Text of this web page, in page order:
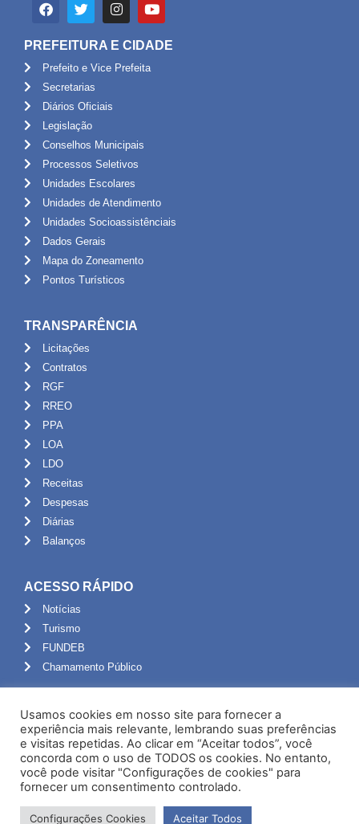
PREFEITURA E CIDADE
Prefeito e Vice Prefeita
Secretarias
Diários Oficiais
Legislação
Conselhos Municipais
Processos Seletivos
Unidades Escolares
Unidades de Atendimento
Unidades Socioassistênciais
Dados Gerais
Mapa do Zoneamento
Pontos Turísticos
TRANSPARÊNCIA
Licitações
Contratos
RGF
RREO
PPA
LOA
LDO
Receitas
Despesas
Diárias
Balanços
ACESSO RÁPIDO
Notícias
Turismo
FUNDEB
Chamamento Público
Portal do Servidor
Webmail
Administração
Usamos cookies em nosso site para fornecer a
experiência mais relevante, lembrando suas preferências
e visitas repetidas. Ao clicar em “Aceitar todos”, você
concorda com o uso de TODOS os cookies. No entanto,
você pode visitar "Configurações de cookies" para
fornecer um consentimento controlado.
Configurações Cookies Aceitar Todos